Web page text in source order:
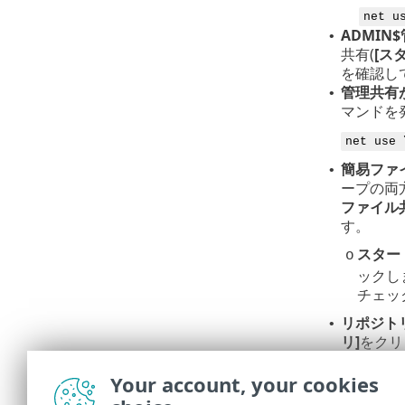
net
• ADMIN$
共有([ス
を確認し
• 管理共有
マンドを
net use
• 簡易ファ
ープの両
ファイル
す。
o スター
ック
チェッ
•
リポジ
リ]をク
いないと
Your account, your cookies